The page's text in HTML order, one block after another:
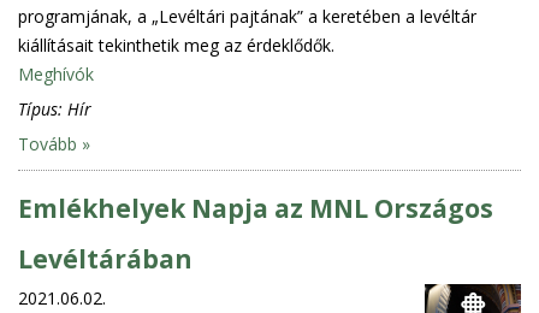
programjának, a „Levéltári pajtának” a keretében a levéltár
kiállításait tekinthetik meg az érdeklődők.
Meghívók
Típus: Hír
Tovább »
Emlékhelyek Napja az MNL Országos
Levéltárában
2021.06.02.